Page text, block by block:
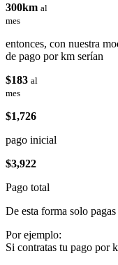
300km al
mes
entonces, con nuestra
de pago por km serían
$183 al
mes
$1,726
pago inicial
$3,922
Pago total
De esta forma solo
Por ejemplo:
Si contratas tu pago por